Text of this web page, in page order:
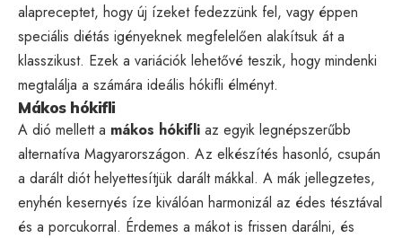
alapreceptet, hogy új ízeket fedezzünk fel, vagy éppen
speciális diétás igényeknek megfelelően alakítsuk át a
klasszikust. Ezek a variációk lehetővé teszik, hogy mindenki
megtalálja a számára ideális hókifli élményt.
Mákos hókifli
A dió mellett a mákos hókifli az egyik legnépszerűbb
alternatíva Magyarországon. Az elkészítés hasonló, csupán
a darált diót helyettesítjük darált mákkal. A mák jellegzetes,
enyhén kesernyés íze kiválóan harmonizál az édes tésztával
és a porcukorral. Érdemes a mákot is frissen darálni, és